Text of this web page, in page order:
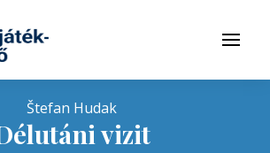
Menü
Štefan Hudak
vizit